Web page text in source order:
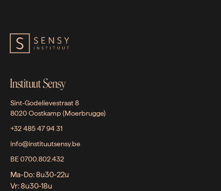
Instituut Sensy
Sint-Godelievestraat 8
8020 Oostkamp (Moerbrugge)
+32 485 47 94 31
info@instituutsensy.be
BE 0700.802.432
Ma-Do: 8u30-22u
Vr: 8u30-18u